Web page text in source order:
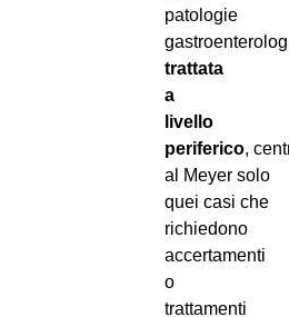
patologie
trattata
a
livello
periferico,
al Meyer solo
quei casi che
richiedono
accertamenti
o
trattamenti